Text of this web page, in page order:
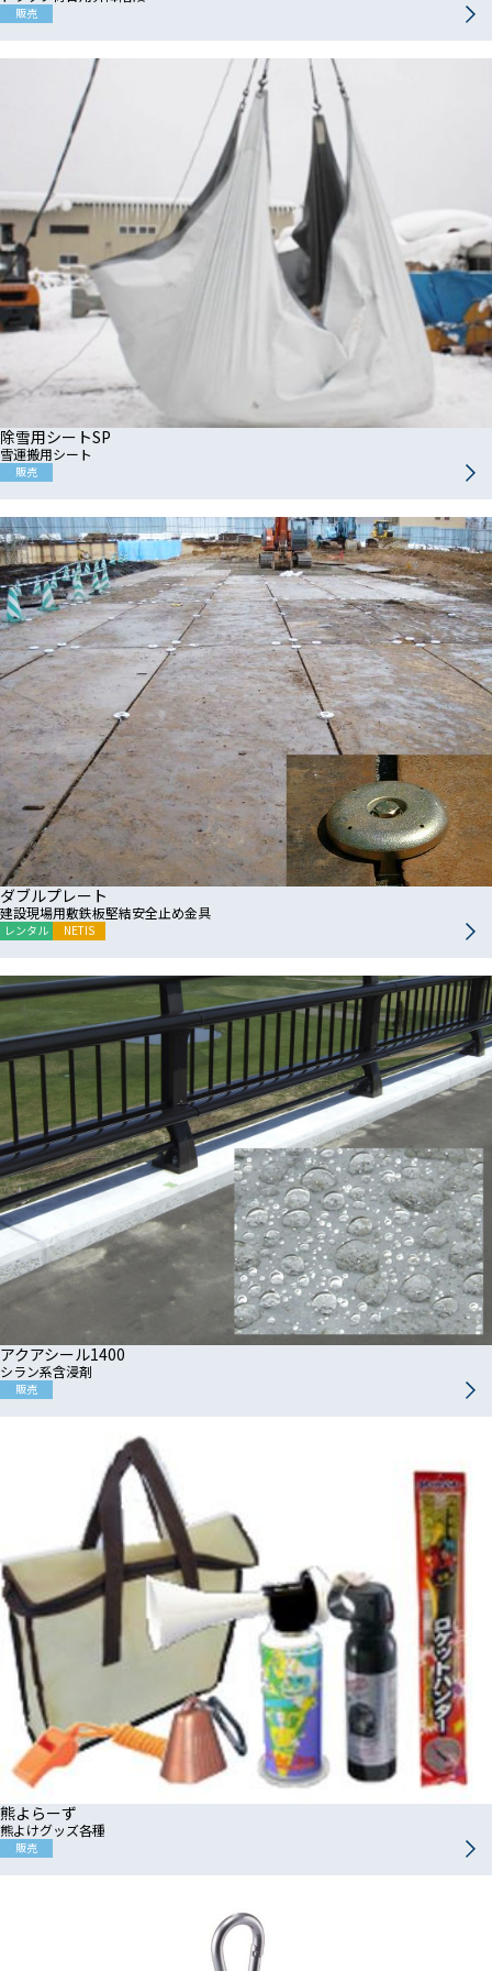
販売
除雪用シートSP
雪運搬用シート
販売
ダブルプレート
建設現場用敷鉄板堅結安全止め金具
レンタル NETIS
アクアシール1400
シラン系含浸剤
販売
熊よらーず
熊よけグッズ各種
販売